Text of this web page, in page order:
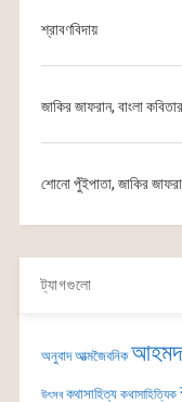
শ্রাবণবিদায়
জাকির জাফরান, বাংলা
শোনো পুঁইপাতা, জাকির
ট্যাগগুলো
অনুবাদ আত্মজৈবনিক আহমদ
উৎসব কথাসাহিত্য কথাসাহিত্যিক